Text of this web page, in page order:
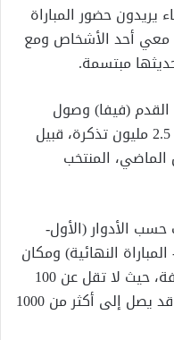
حضور المباراة
معي أحد الأشخاص ومع
مبتسمة.
القدم (فيفا) وصول
إجمالي التذاكر التي تم بيعها، إلى 2.5 مليون تذكرة، قبيل
المنتخب
حسب الأدوار (الأول-
النهائية) ومكان
الجلوس في طوابق الملاعب المختلفة، حيث لا تقل عن 100
دولار تقريبًا في المتوسط، وأغلاها قد يصل إلى أكثر من 1000